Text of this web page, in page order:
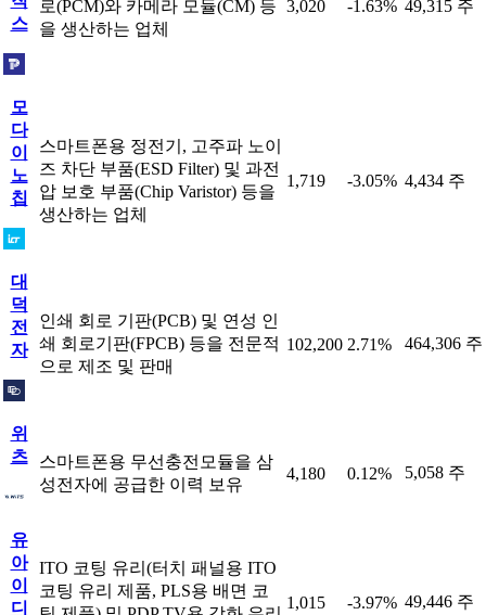
스
로(PCM)와 카메라 모듈(CM) 등
을 생산하는 업체
3,020 -1.63% 49,315 주
모
다
이
노
칩
스마트폰용 정전기, 고주파 노이
즈 차단 부품(ESD Filter) 및 과전
압 보호 부품(Chip Varistor) 등을
생산하는 업체
1,719 -3.05% 4,434 주
대
덕
전
자
인쇄 회로 기판(PCB) 및 연성 인
쇄 회로기판(FPCB) 등을 전문적
으로 제조 및 판매
102,200 2.71% 464,306 주
위
츠
스마트폰용 무선충전모듈을 삼
성전자에 공급한 이력 보유
4,180 0.12% 5,058 주
유
아
이
디
ITO 코팅 유리(터치 패널용 ITO
코팅 유리 제품, PLS용 배면 코
1,015 -3.97% 49,446 주